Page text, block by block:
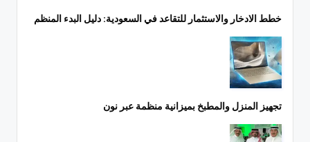
خطط الادخار والاستثمار للتقاعد في السعودية: دليل البدء المنظم
تجهيز المنزل والمطبخ بميزانية منظمة عبر نون